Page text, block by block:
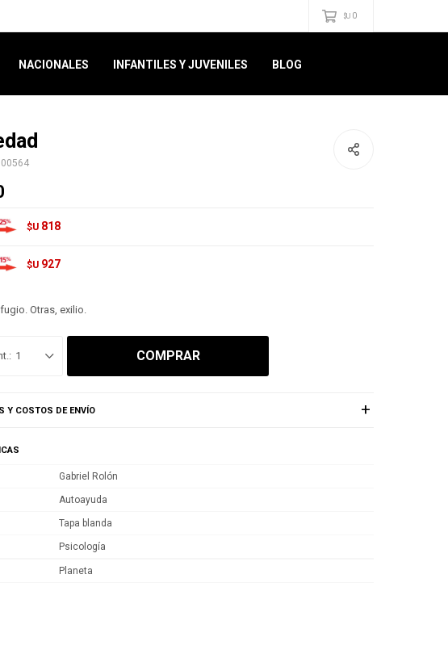
NACIONALES INFANTILES Y JUVENILES BLOG
$U 0
$U 818
$U 927
Otras, exilio.
1 COMPRAR
Y COSTOS DE ENVÍO
Gabriel Rolón
Autoayuda
Tapa blanda
Psicología
Planeta